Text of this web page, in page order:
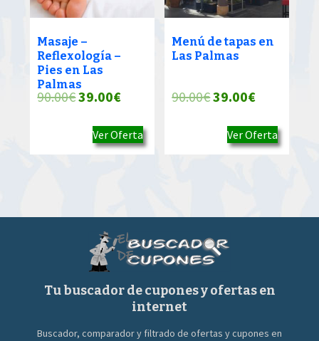
Masaje –
Reflexología –
Pies en Las
Palmas
90.00€El
original
era:
39.00€El
actual
es:
Ver Oferta
Menú de tapas en
Las Palmas
90.00€El
original
era:
39.00€El
actual
es:
Ver Oferta
Tu buscador de cupones y ofertas en
internet
Buscador, comparador y filtrado de ofertas y cupones en